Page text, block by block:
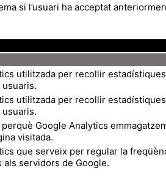
si l’usuari ha acceptat
utilitzada per recollir
utilitzada per recollir
Google Analytics
visitada.
que serveix per regular la
servidors de Google.